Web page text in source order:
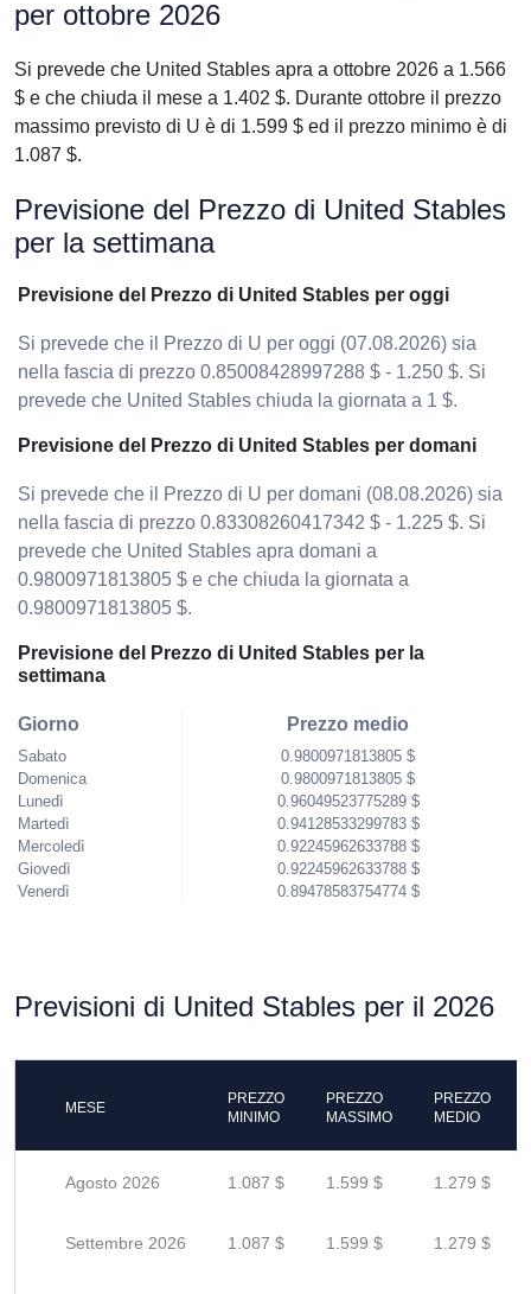
per ottobre 2026
Si prevede che United Stables apra a ottobre 2026 a 1.566
$ e che chiuda il mese a 1.402 $. Durante ottobre il prezzo
massimo previsto di U è di 1.599 $ ed il prezzo minimo è di
1.087 $.
Previsione del Prezzo di United Stables
per la settimana
Previsione del Prezzo di United Stables per oggi
Si prevede che il Prezzo di U per oggi (07.08.2026) sia
nella fascia di prezzo 0.85008428997288 $ - 1.250 $. Si
prevede che United Stables chiuda la giornata a 1 $.
Previsione del Prezzo di United Stables per domani
Si prevede che il Prezzo di U per domani (08.08.2026) sia
nella fascia di prezzo 0.83308260417342 $ - 1.225 $. Si
prevede che United Stables apra domani a
0.9800971813805 $ e che chiuda la giornata a
0.9800971813805 $.
Previsione del Prezzo di United Stables per la
settimana
Giorno
Sabato
Domenica
Lunedì
Martedì
Mercoledì
Giovedì
Venerdì
Prezzo medio
0.9800971813805 $
0.9800971813805 $
0.96049523775289 $
0.94128533299783 $
0.92245962633788 $
0.92245962633788 $
0.89478583754774 $
Previsioni di United Stables per il 2026
MESE
PREZZO
MINIMO
PREZZO
MASSIMO
PREZZO
MEDIO
Agosto 2026 1.087 $ 1.599 $ 1.279 $
Settembre 2026 1.087 $ 1.599 $ 1.279 $